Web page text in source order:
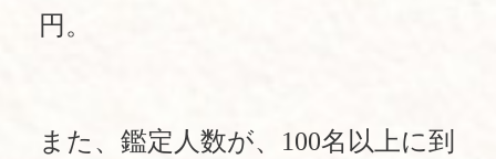
円。
また、鑑定人数が、100名以上に到